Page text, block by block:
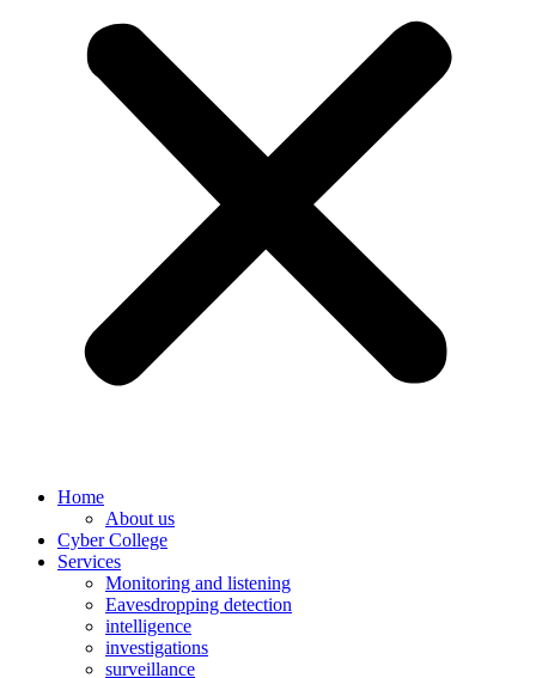
Home
About us
Cyber College
Services
Monitoring and listening
Eavesdropping detection
intelligence
investigations
surveillance